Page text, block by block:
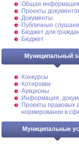
Общая информация
Проекты
Документы
Публичные
Бюджет для
Бюджет
Муниципальный
Конкурсы
Котировки
Аукционы
Информация,
Проекты правовых
нормировании в
Муниципальные